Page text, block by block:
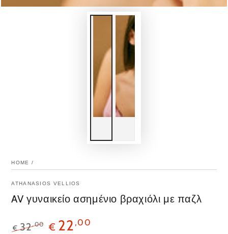
HOME /
ATHANASIOS VELLIOS
AV γυναικείο ασημένιο βραχιόλι με παζλ
€32,00 € 22 ,00